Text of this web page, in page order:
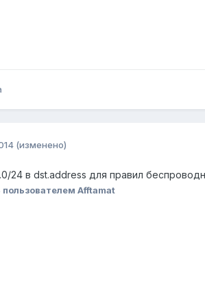
(изменено)
24 в dst.address для правил
пользователем Afftamat